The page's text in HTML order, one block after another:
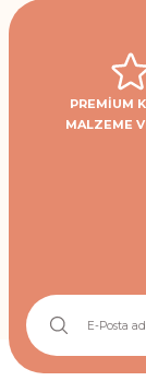
PREMİUM
MALZEME